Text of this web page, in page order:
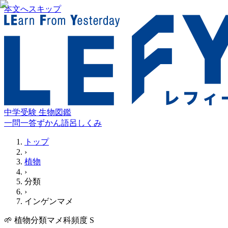
本文へスキップ
中学受験 生物図鑑
一問一答ずかん語呂 しくみ
トップ
›
植物
›
分類
›
インゲンマメ
🌱 植物分類マメ科頻度 S